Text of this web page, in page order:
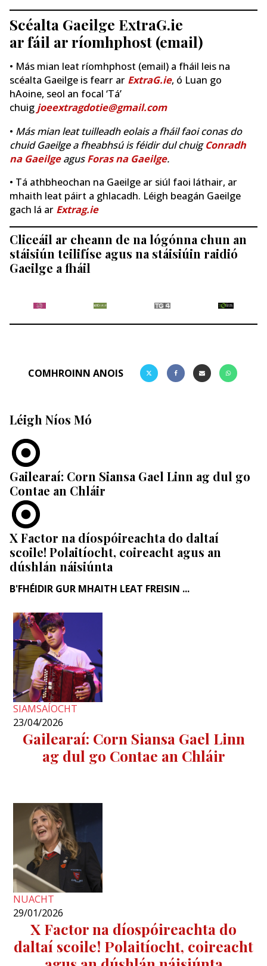
Scéalta Gaeilge ExtraG.ie
ar fáil ar ríomhphost (email)
• Más mian leat ríomhphost (email) a fháil leis na
scéalta Gaeilge is fearr ar ExtraG.ie, ó Luan go
hAoine, seol an focal ‘Tá’
chuig joeextragdotie@gmail.com
• Más mian leat tuilleadh eolais a fháil faoi conas do
chuid Gaeilge a fheabhsú is féidir dul chuigConradh
na GaeilgeagusForas na Gaeilge.
• Tá athbheochan na Gaeilge ar siúl faoi láthair, ar
mhaith leat páirt a ghlacadh. Léigh beagán Gaeilge
gach lá ar Extrag.ie
Cliceáil ar cheann de na lógónna chun an
stáisiún teilifíse agus na stáisiúin raidió
Gaeilge a fháil
COMHROINN ANOIS
Léigh Níos Mó
Gailearaí: Corn Siansa Gael Linn ag dul go
Contae an Chláir
X Factor na díospóireachta do daltaí
scoile! Polaitíocht, coireacht agus an
dúshlán náisiúnta
B'FHÉIDIR GUR MHAITH LEAT FREISIN ...
SIAMSAÍOCHT
23/04/2026
Gailearaí: Corn Siansa Gael Linn
ag dul go Contae an Chláir
NUACHT
29/01/2026
X Factor na díospóireachta do
daltaí scoile! Polaitíocht, coireacht